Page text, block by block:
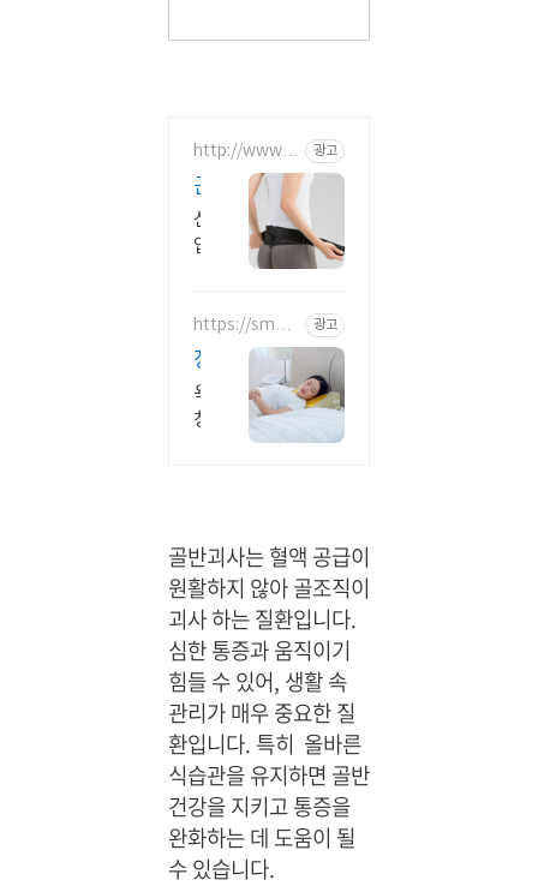
http://www.
mediwon.co.k
r
광고
근
골
격
미
엄
보
호
재
가
다
르
다
가
볍
움
부
드
러
움
산
업
및
근
격
계
일
본
프
리
미
엄
보
호
대
본
본!
https://smart
store.naver.c
om/medicalz
one
광고
장
기
요
창
관
리
쿠
션
욕
창
체
압
분
산
,
부
모
님
간
병
필
수
품
골반괴사는 혈액 공급이
원활하지 않아 골조직이
괴사 하는 질환입니다.
심한 통증과 움직이기
힘들 수 있어, 생활 속
관리가 매우 중요한 질
환입니다. 특히 올바른
식습관을 유지하면 골반
건강을 지키고 통증을
완화하는 데 도움이 될
수 있습니다.